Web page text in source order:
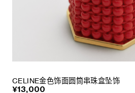
CELINE金色饰面圆筒串珠盒坠饰
¥13,000